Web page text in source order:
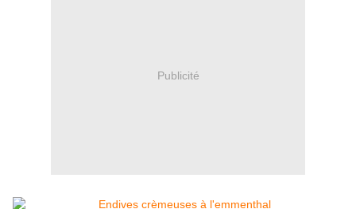
Publicité